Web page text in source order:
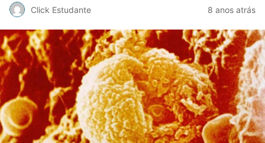
Click Estudante 8 anos atrás